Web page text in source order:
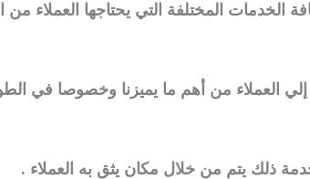
الخدمات المختلفة التي يحتاجها العملاء
العملاء من أهم ما يميزنا وخصوصا في
ذلك يتم من خلال مكان يثق به العملاء .